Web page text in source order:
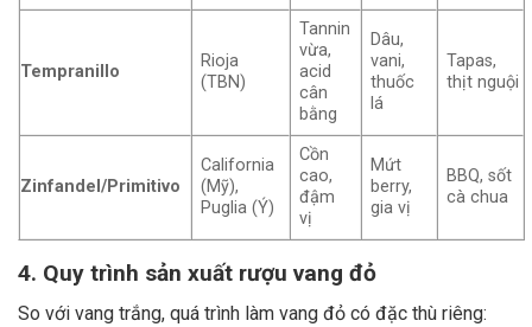
Tempranillo
Rioja
(TBN)
Tannin
vừa,
acid
cân
bằng
Dâu,
vani,
thuốc
lá
Tapas,
thịt nguội
Zinfandel/Primitivo
California
(Mỹ),
Puglia (Ý)
Cồn
cao,
đậm
vị
Mứt
berry,
gia vị
BBQ, sốt
cà chua
4. Quy trình sản xuất rượu vang đỏ
So với vang trắng, quá trình làm vang đỏ có đặc thù riêng: